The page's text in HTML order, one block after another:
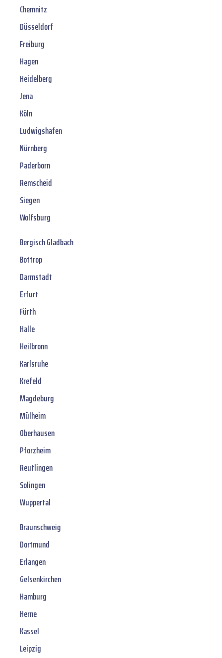
Chemnitz
Düsseldorf
Freiburg
Hagen
Heidelberg
Jena
Köln
Ludwigshafen
Nürnberg
Paderborn
Remscheid
Siegen
Wolfsburg
Bergisch Gladbach
Bottrop
Darmstadt
Erfurt
Fürth
Halle
Heilbronn
Karlsruhe
Krefeld
Magdeburg
Mülheim
Oberhausen
Pforzheim
Reutlingen
Solingen
Wuppertal
Braunschweig
Dortmund
Erlangen
Gelsenkirchen
Hamburg
Herne
Kassel
Leipzig